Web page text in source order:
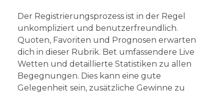
Der Registrierungsprozess ist in der Regel
unkompliziert und benutzerfreundlich.
Quoten, Favoriten und Prognosen erwarten
dich in dieser Rubrik. Bet umfassendere Live
Wetten und detaillierte Statistiken zu allen
Begegnungen. Dies kann eine gute
Gelegenheit sein, zusätzliche Gewinne zu